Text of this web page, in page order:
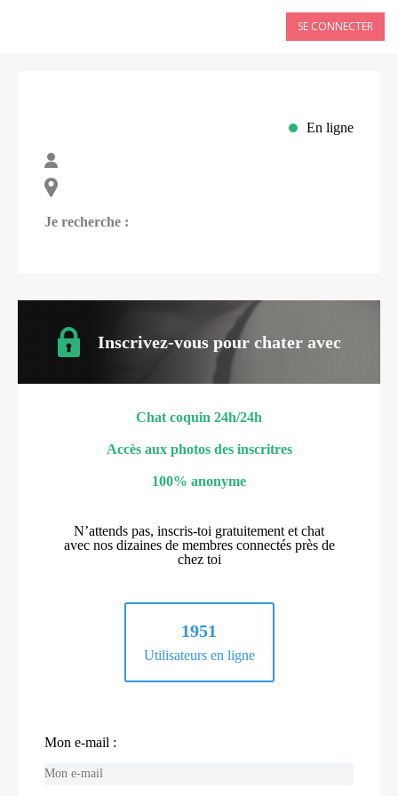
SE CONNECTER
En ligne
Je recherche :
Inscrivez-vous pour chater avec
Chat coquin 24h/24h
Accès aux photos des inscritres
100% anonyme
N’attends pas, inscris-toi gratuitement et chat
avec nos dizaines de membres connectés près de
chez toi
1951
Utilisateurs en ligne
Mon e-mail :